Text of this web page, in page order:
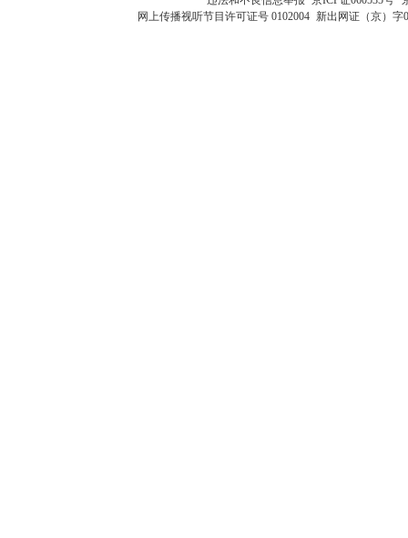
网上传播视听节目许可证号 0102004 新出网证（京）